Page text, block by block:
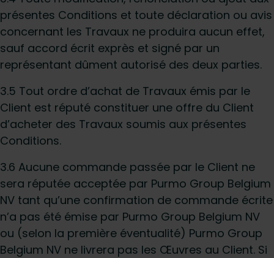
présentes Conditions et toute déclaration ou avis
concernant les Travaux ne produira aucun effet,
sauf accord écrit exprès et signé par un
représentant dûment autorisé des deux parties.
3.5 Tout ordre d’achat de Travaux émis par le
Client est réputé constituer une offre du Client
d’acheter des Travaux soumis aux présentes
Conditions.
3.6 Aucune commande passée par le Client ne
sera réputée acceptée par Purmo Group Belgium
NV tant qu’une confirmation de commande écrite
n’a pas été émise par Purmo Group Belgium NV
ou (selon la première éventualité) Purmo Group
Belgium NV ne livrera pas les Œuvres au Client. Si